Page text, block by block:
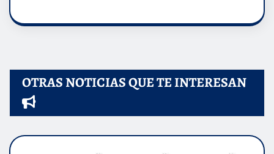
OTRAS NOTICIAS QUE TE INTERESAN